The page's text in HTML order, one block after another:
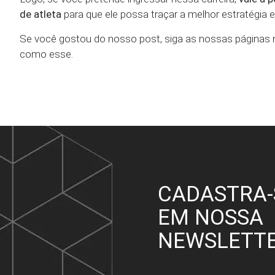
de atleta para que ele possa traçar a melhor estratégia
Se você gostou do nosso post, siga as nossas páginas
como esse.
EM NOSSA